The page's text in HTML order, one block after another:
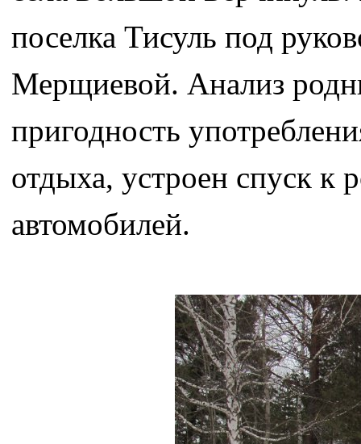
поселка Тисуль под
Мерщиевой. Анализ
пригодность
отдыха, устроен спуск к
автомобилей.